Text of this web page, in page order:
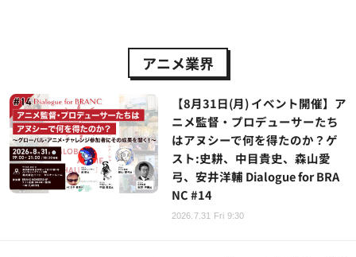
アニメ業界
【8月31日(月) イベント開催】ア
ニメ監督・プロデューサーたち
はアヌシーで何を得たのか？ゲ
スト:史耕、中目貴史、森山愛
弓、安井洋輔 Dialogue for BRA
NC #14
2026.7.31 Fri 9:30